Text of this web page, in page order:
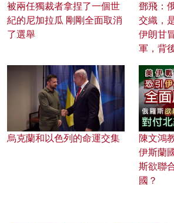
被兩任獨裁者拿捏了一個世
紀的尼加拉瓜 剛剛全面取消
了選舉
鄧飛：
交織，
伊朗甘
軍，背
烏克蘭和以色列的命運交集
陳文鴻
伊斯蘭
斯欲聯
國？